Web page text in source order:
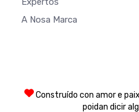
A Nosa Marca
Construído con amor e
poidan dicir